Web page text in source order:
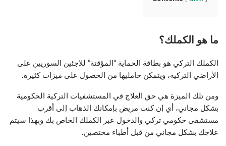
ما هو الكملك؟
الكملك التركي هو بطاقة الحماية “المؤقتة” للاجئين السوريين على
الأراضي التركية، ويتمكن حامليها من الحصول على ميزات كثيرة.
ومن تلك الميزة هي حق العلاج في المستشفيات التركية الحكومية
بشكل مجاني، أي إن كنت مريض بإمكانك الذهاب إلى أقرب
مستشفى حكومي تركي والدخول عبر الكملك الخاص بك وبهذا سيتم
علاجك بشكل مجاني من قبل أطباء مختصين.